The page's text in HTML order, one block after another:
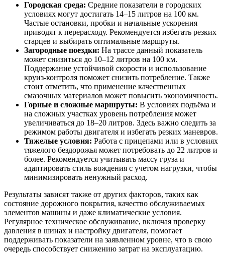
Городская среда: Средние показатели в городских
условиях могут достигать 14–15 литров на 100 км.
Частые остановки, пробки и начальные ускорения
приводят к перерасходу. Рекомендуется избегать резких
старцев и выбирать оптимальные маршруты.
Загородные поездки: На трассе данный показатель
может снизиться до 10–12 литров на 100 км.
Поддержание устойчивой скорости и использование
круиз-контроля поможет снизить потребление. Также
стоит отметить, что применение качественных
смазочных материалов может повысить экономичность.
Горные и сложные маршруты: В условиях подъёма и
на сложных участках уровень потребления может
увеличиваться до 18–20 литров. Здесь важно следить за
режимом работы двигателя и избегать резких маневров.
Тяжелые условия: Работа с прицепами или в условиях
тяжелого бездорожья может потребовать до 22 литров и
более. Рекомендуется учитывать массу груза и
адаптировать стиль вождения с учетом нагрузки, чтобы
минимизировать ненужный расход.
Результаты зависят также от других факторов, таких как
состояние дорожного покрытия, качество обслуживаемых
элементов машины и даже климатические условия.
Регулярное техническое обслуживание, включая проверку
давления в шинах и настройку двигателя, помогает
поддерживать показатели на заявленном уровне, что в свою
очередь способствует снижению затрат на эксплуатацию.